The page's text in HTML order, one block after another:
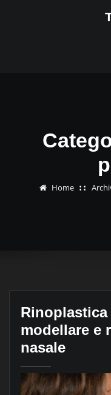
Home
modellare e
nasale